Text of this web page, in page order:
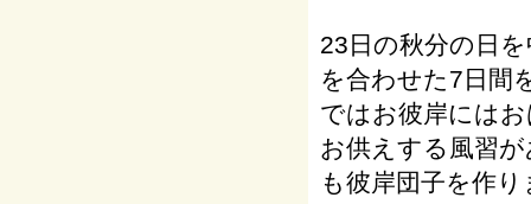
23日の秋分の日
を合わせた7日間
ではお彼岸には
お供えする風習
も彼岸団子を作